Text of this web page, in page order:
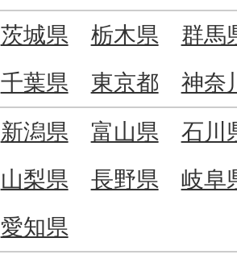
茨城県 栃木県
群馬
千葉県
東京都 神奈
新潟県 富山県
石川
山梨県
長野県
岐阜
愛知県